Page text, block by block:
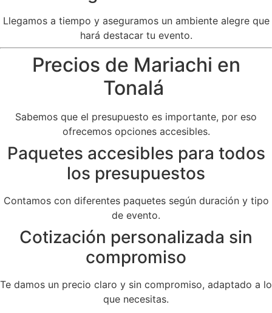
Llegamos a tiempo y aseguramos un ambiente alegre que
hará destacar tu evento.
Precios de Mariachi en
Tonalá
Sabemos que el presupuesto es importante, por eso
ofrecemos opciones accesibles.
Paquetes accesibles para todos
los presupuestos
Contamos con diferentes paquetes según duración y tipo
de evento.
Cotización personalizada sin
compromiso
Te damos un precio claro y sin compromiso, adaptado a lo
que necesitas.